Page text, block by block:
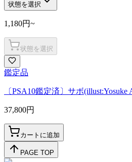
状態を選択
1,180円~
状態を選択
鑑定品
〔PSA10鑑定済〕サボ
37,800円
カートに追加
PAGE TOP